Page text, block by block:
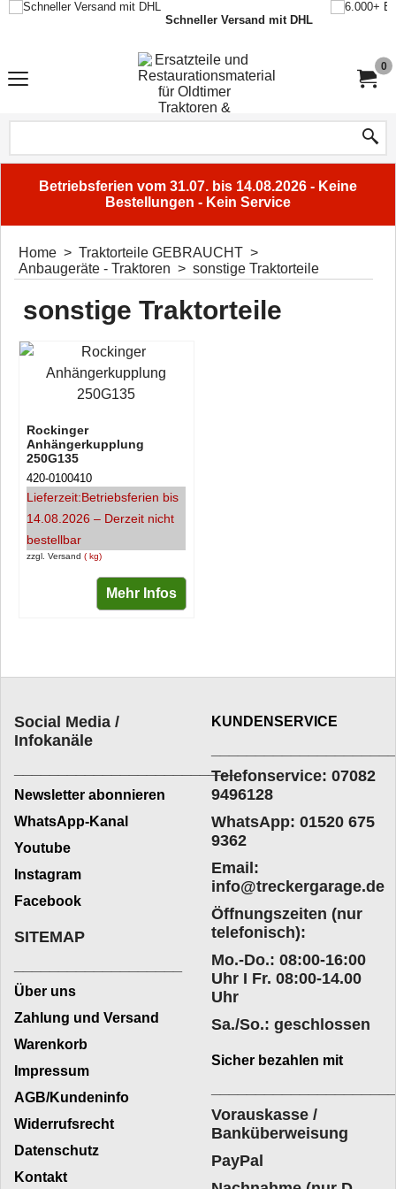
Schneller Versand mit DHL
0
Betriebsferien vom 31.07. bis 14.08.2026 - Keine
Bestellungen - Kein Service
Home > Traktorteile GEBRAUCHT >
Anbaugeräte - Traktoren > sonstige Traktorteile
sonstige Traktorteile
Rockinger
Anhängerkupplung
250G135
zzgl. Versand kg
420-0100410
Lieferzeit:Betriebsferien bis
14.08.2026 – Derzeit nicht
bestellbar
Mehr Infos
Social Media /
Infokanäle
_________________________
Newsletter abonnieren
WhatsApp-Kanal
Youtube
Instagram
Facebook
KUNDENSERVICE
Telefonservice: 07082
9496128
WhatsApp: 01520 675
9362
Email:
info@treckergarage.de
Öffnungszeiten (nur
telefonisch):
Mo.-Do.: 08:00-16:00
Uhr I Fr. 08:00-14.00
Uhr
Sa./So.: geschlossen
SITEMAP
Über uns
Zahlung und Versand
Warenkorb
Impressum
AGB/Kundeninfo
Widerrufsrecht
Datenschutz
Kontakt
Sicher bezahlen mit
Vorauskasse /
Banküberweisung
PayPal